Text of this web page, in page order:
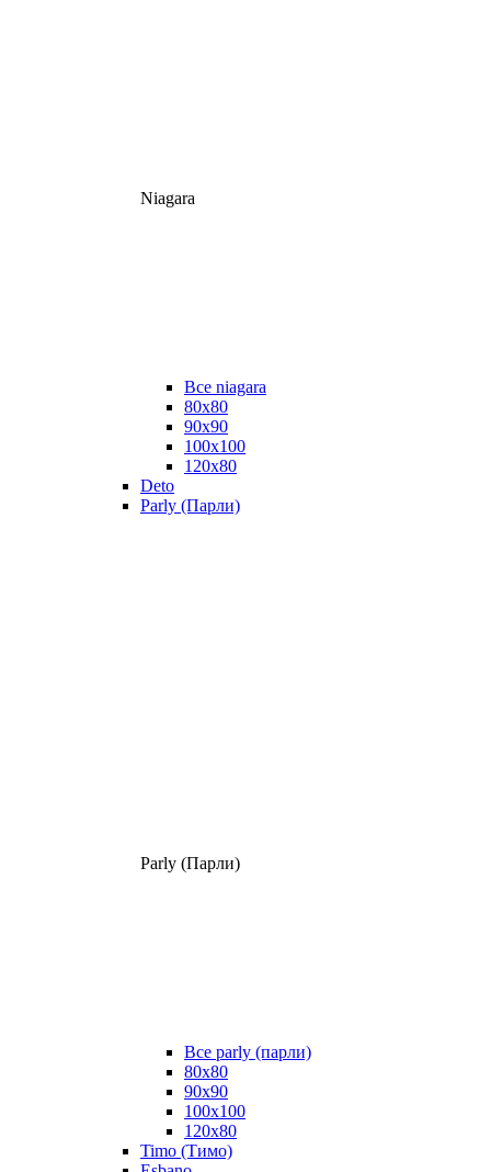
Niagara
Все niagara
80x80
90x90
100x100
120x80
Deto
Parly (Парли)
Parly (Парли)
Все parly (парли)
80x80
90x90
100x100
120x80
Timo (Тимо)